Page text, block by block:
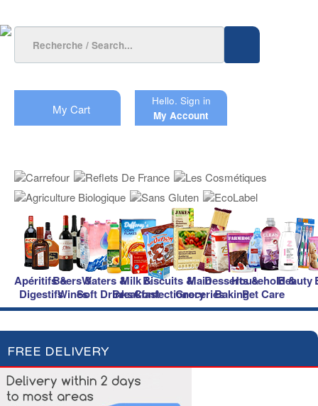
My Cart
Hello. Sign in
My Account
Apéritifs &
Digestifs
Beers &
Wines
Waters &
Soft Drinks
Milk &
Breakfast
Biscuits &
Confectionery
Main
Groceries
Desserts &
Baking
Household &
Pet Care
Beauty
FREE DELIVERY